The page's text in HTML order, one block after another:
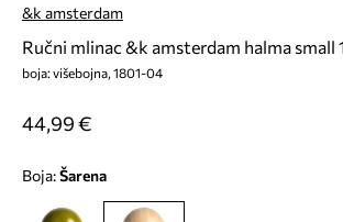
&k amsterdam
Ručni mlinac &k amsterdam halma small
boja: višebojna, 1801-04
44,99 €
Boja: šarena